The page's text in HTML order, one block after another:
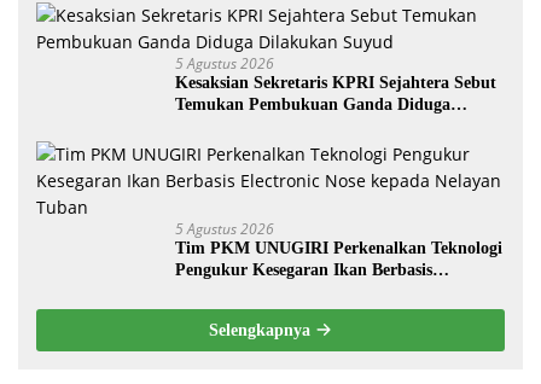
5 Agustus 2026
Kesaksian Sekretaris KPRI Sejahtera Sebut
Temukan Pembukuan Ganda Diduga
5 Agustus 2026
Tim PKM UNUGIRI Perkenalkan Teknologi
Pengukur Kesegaran Ikan Berbasis
Selengkapnya